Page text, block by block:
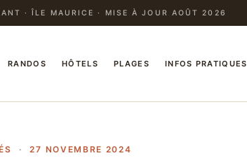
· ÎLE MAURICE · MISE À JOUR AOÛT 2026
RANDOS HÔTELS PLAGES INFOS PRATIQUES
· 27 NOVEMBRE 2024